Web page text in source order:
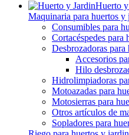
Huerto
Maquinaria para huertos y
Consumibles para
Cortacéspedes para
Desbrozadoras
Accesorios
Hilo
Hidrolimpiadoras
Motoazadas para
Motosierras para
Otros artículos de
Sopladores para